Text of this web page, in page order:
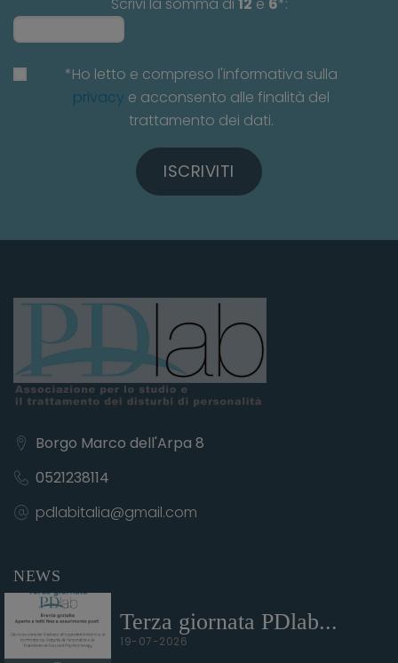
Scrivi la somma di 12 e 6*:
*Ho letto e compreso l'informativa sulla
privacy e acconsento alle finalità del
trattamento dei dati.
ISCRIVITI
Borgo Marco dell'Arpa 8
0521238114
pdlabitalia@gmail.com
NEWS
Terza giornata PDlab...
19-07-2026